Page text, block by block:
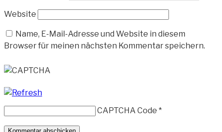
Website
Name, E-Mail-Adresse und Website in diesem
Browser für meinen nächsten Kommentar speichern.
CAPTCHA Code *